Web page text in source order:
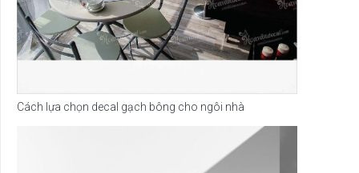
Cách lựa chọn decal gạch bông cho ngôi nhà